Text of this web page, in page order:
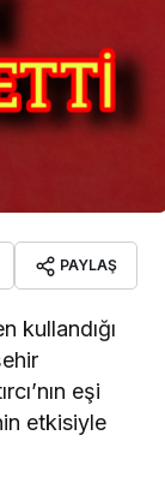
PAYLAŞ
kullandığı
eşi
etkisiyle